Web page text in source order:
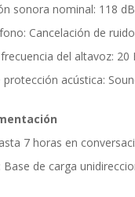
sonora nominal: 118 dB
Cancelación de ruido
del altavoz: 20
acústica:
7 horas en
Base de carga